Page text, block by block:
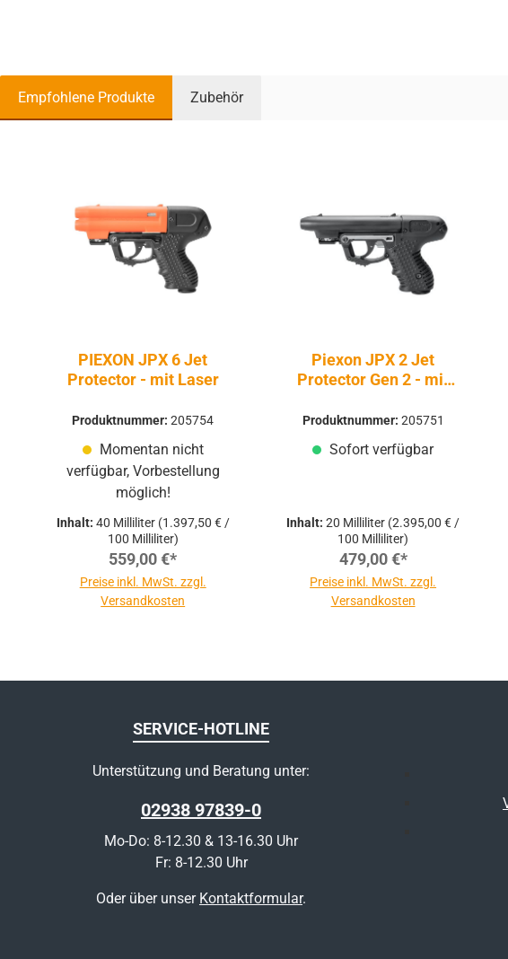
Empfohlene Produkte Zubehör
PIEXON JPX 6 Jet
Protector - mit Laser
Produktnummer:205754
Momentan nicht
verfügbar, Vorbestellung
möglich!
Inhalt: 40 Milliliter (1.397,50 € /
100 Milliliter)
559,00 €*
Preise inkl. MwSt. zzgl.
Versandkosten
Piexon JPX 2 Jet
Protector Gen 2 - mit
Produktnummer: 205751
Sofort verfügbar
Inhalt:20 Milliliter (2.395,00 € /
100 Milliliter)
479,00 €*
Preise inkl. MwSt. zzgl.
Versandkosten
SERVICE-HOTLINE
Unterstützung und Beratung unter:
02938 97839-0
Mo-Do: 8-12.30 & 13-16.30 Uhr
Fr: 8-12.30 Uhr
Oder über unser Kontaktformular.